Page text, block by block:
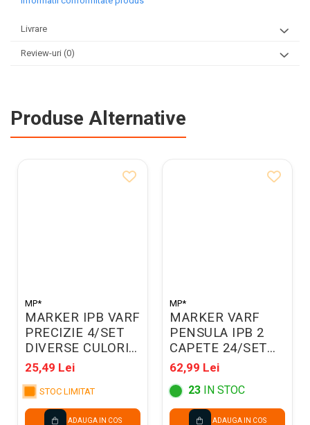
Livrare
Review-uri (0)
Produse Alternative
MP*
MARKER IPB VARF
PRECIZIE 4/SET
DIVERSE CULORI
PP928-01
25,49 Lei
STOC LIMITAT
ADAUGA IN COS
MP*
MARKER VARF
PENSULA IPB 2
CAPETE 24/SET
PP917-24
62,99 Lei
23 IN STOC
ADAUGA IN COS